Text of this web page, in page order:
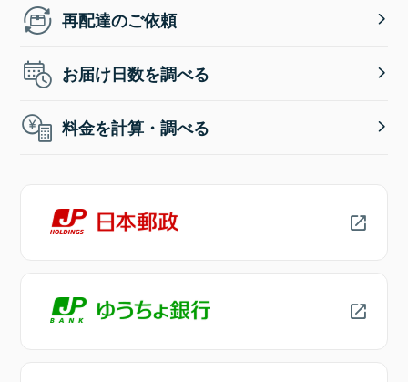
再配達のご依頼
お届け日数を調べる
料金を計算・調べる